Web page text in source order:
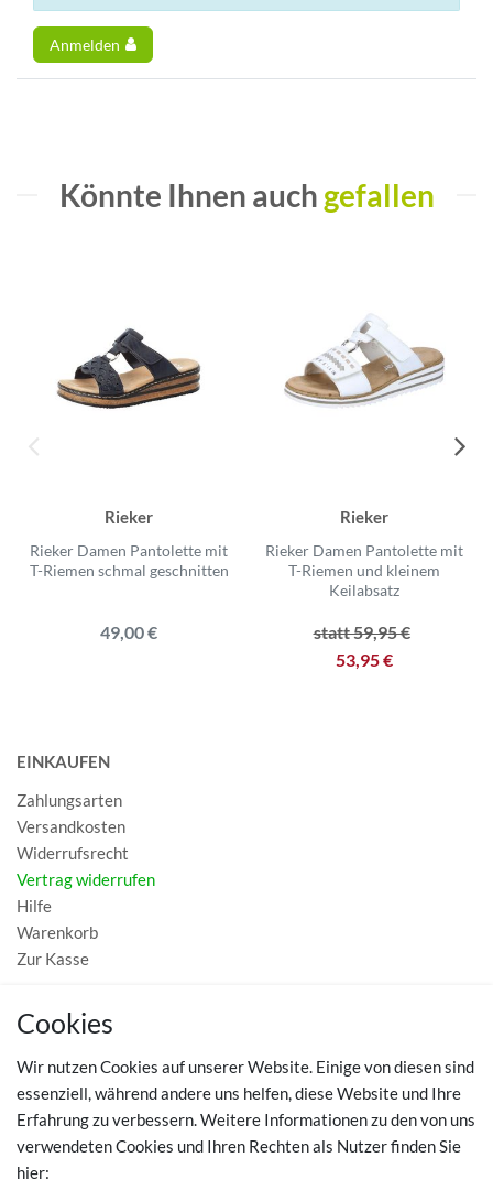
Anmelden
Könnte Ihnen auch gefallen
Rieker
Rieker Damen Pantolette mit
T-Riemen schmal geschnitten
49,00 €
Rieker
Rieker Damen Pantolette mit
T-Riemen und kleinem
Keilabsatz
statt 59,95 €
53,95 €
EINKAUFEN
Zahlungsarten
Versandkosten
Widerrufsrecht
Vertrag widerrufen
Hilfe
Warenkorb
Zur Kasse
MEIN KONTO
TOP SCHUHTHEMEN
Hausschuhe - Bequeme Schuhe für zuhause
Cookies
Wir nutzen Cookies auf unserer Website. Einige von diesen sind
essenziell, während andere uns helfen, diese Website und Ihre
Erfahrung zu verbessern. Weitere Informationen zu den von uns
verwendeten Cookies und Ihren Rechten als Nutzer finden Sie
hier: